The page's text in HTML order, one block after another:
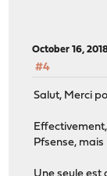
October 16,
#4
Salut, Merci
Pfsense,